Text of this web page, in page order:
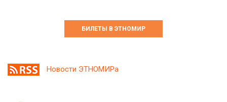
БИЛЕТЫ В ЭТНОМИР
Новости ЭТНОМИРа